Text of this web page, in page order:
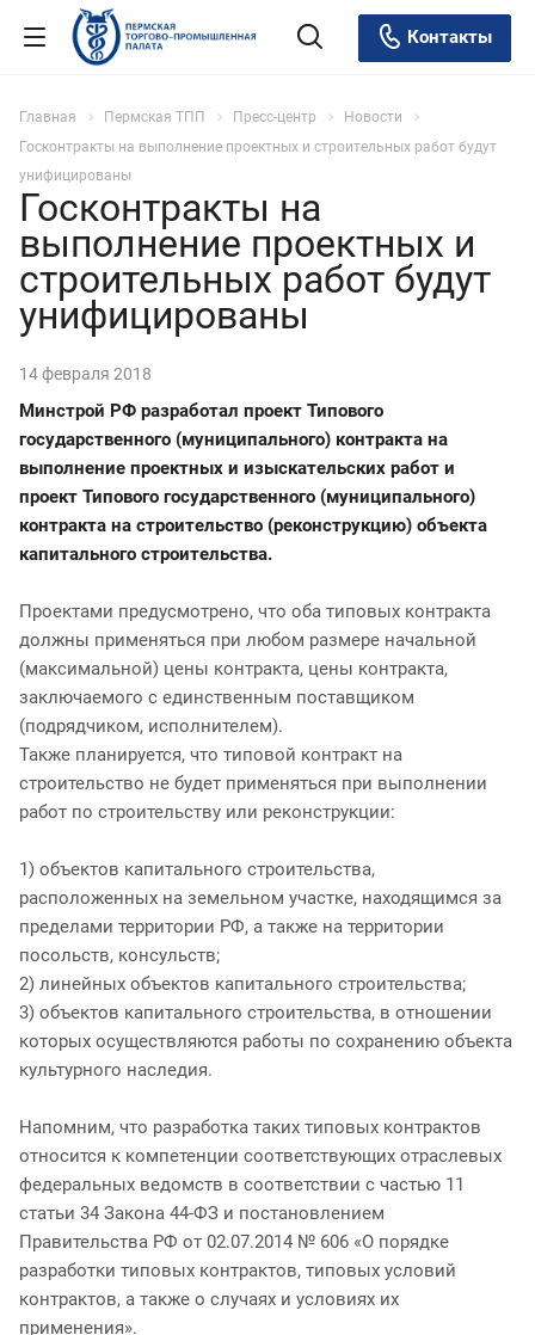
Контакты
Главная Пермская ТПП Пресс-центр
Новости
Госконтракты на выполнение проектных и строительных работ будут
унифицированы
Госконтракты на
выполнение проектных и
строительных работ будут
унифицированы
14 февраля 2018
Минстрой РФ разработал проект Типового
государственного (муниципального) контракта на
выполнение проектных и изыскательских работ и
проект Типового государственного (муниципального)
контракта на строительство (реконструкцию) объекта
капитального строительства.
Проектами предусмотрено, что оба типовых контракта
должны применяться при любом размере начальной
(максимальной) цены контракта, цены контракта,
заключаемого с единственным поставщиком
(подрядчиком, исполнителем).
Также планируется, что типовой контракт на
строительство не будет применяться при выполнении
работ по строительству или реконструкции:
1) объектов капитального строительства,
расположенных на земельном участке, находящимся за
пределами территории РФ, а также на территории
посольств, консульств;
2) линейных объектов капитального строительства;
3) объектов капитального строительства, в отношении
которых осуществляются работы по сохранению объекта
культурного наследия.
Напомним, что разработка таких типовых контрактов
относится к компетенции соответствующих отраслевых
федеральных ведомств в соответствии с частью 11
статьи 34 Закона 44-ФЗ и постановлением
Правительства РФ от 02.07.2014 № 606 «О порядке
разработки типовых контрактов, типовых условий
контрактов, а также о случаях и условиях их
применения».